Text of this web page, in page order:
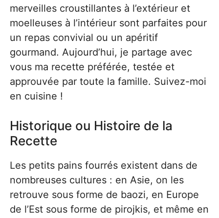
merveilles croustillantes à l’extérieur et
moelleuses à l’intérieur sont parfaites pour
un repas convivial ou un apéritif
gourmand. Aujourd’hui, je partage avec
vous ma recette préférée, testée et
approuvée par toute la famille. Suivez-moi
en cuisine !
Historique ou Histoire de la
Recette
Les petits pains fourrés existent dans de
nombreuses cultures : en Asie, on les
retrouve sous forme de baozi, en Europe
de l’Est sous forme de pirojkis, et même en